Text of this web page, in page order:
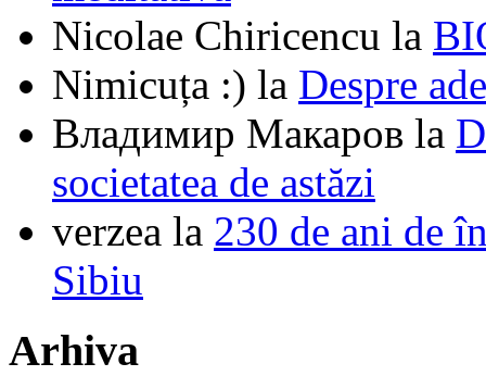
Nicolae Chiricencu la
Nimicuța :) la Despre
Владимир Макаров la
societatea de astăzi
verzea la 230 de ani de
Sibiu
Arhiva